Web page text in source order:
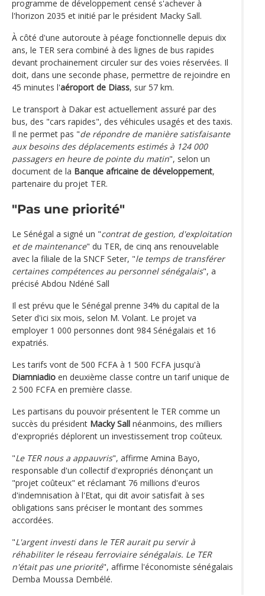
programme de développement censé s'achever à
l'horizon 2035 et initié par le président Macky Sall.
À côté d'une autoroute à péage fonctionnelle depuis dix
ans, le TER sera combiné à des lignes de bus rapides
devant prochainement circuler sur des voies réservées. Il
doit, dans une seconde phase, permettre de rejoindre en
45 minutes l'aéroport de Diass, sur 57 km.
Le transport à Dakar est actuellement assuré par des
bus, des "cars rapides", des véhicules usagés et des taxis.
Il ne permet pas "de répondre de manière satisfaisante
aux besoins des déplacements estimés à 124 000
passagers en heure de pointe du matin", selon un
document de la Banque africaine de développement,
partenaire du projet TER.
"Pas une priorité"
Le Sénégal a signé un "contrat de gestion, d'exploitation
et de maintenance" du TER, de cinq ans renouvelable
avec la filiale de la SNCF Seter, "le temps de transférer
certaines compétences au personnel sénégalais", a
précisé Abdou Ndéné Sall
Il est prévu que le Sénégal prenne 34% du capital de la
Seter d'ici six mois, selon M. Volant. Le projet va
employer 1 000 personnes dont 984 Sénégalais et 16
expatriés.
Les tarifs vont de 500 FCFA à 1 500 FCFA jusqu'à
Diamniadio en deuxième classe contre un tarif unique de
2 500 FCFA en première classe.
Les partisans du pouvoir présentent le TER comme un
succès du président Macky Sall néanmoins, des milliers
d'expropriés déplorent un investissement trop coûteux.
"Le TER nous a appauvris", affirme Amina Bayo,
responsable d'un collectif d'expropriés dénonçant un
"projet coûteux" et réclamant 76 millions d'euros
d'indemnisation à l'Etat, qui dit avoir satisfait à ses
obligations sans préciser le montant des sommes
accordées.
"L'argent investi dans le TER aurait pu servir à
réhabiliter le réseau ferroviaire sénégalais. Le TER
n'était pas une priorité", affirme l'économiste sénégalais
Demba Moussa Dembélé.